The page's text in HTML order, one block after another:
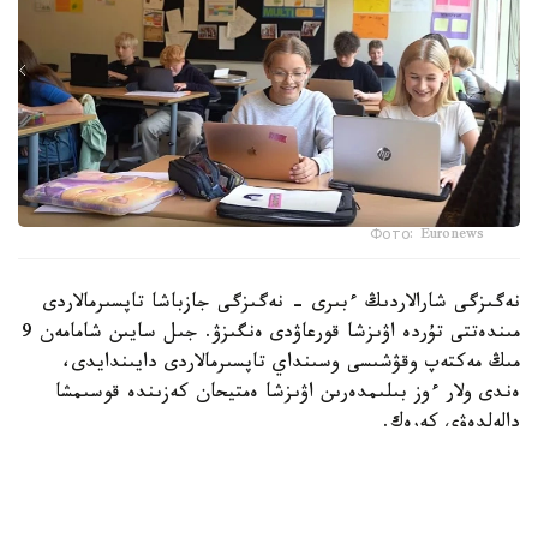
Фото: Euronews
نەگىزگى شارالاردىڭ ءبىرى - نەگىزگى جازباشا تاپسىرمالاردى
مىندەتتى تۇردە اۋىزشا قورعاۋدى ەنگىزۋ. جىل سايىن شامامەن 9
مىڭ مەكتەپ وقۋشىسى وسىنداي تاپسىرمالاردى دايىندايدى،
ەندى ولار ءوز بىلىمدەرىن اۋىزشا ەمتيحان كەزىندە قوسىمشا
دالەلدەۋى كەرەك.